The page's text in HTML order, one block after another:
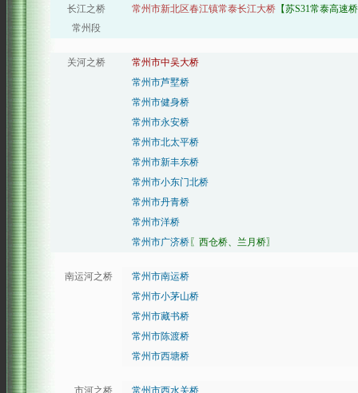
长江之桥 常州市新北区春江镇常泰长江大桥 【苏S31常泰高速
常州段
关河之桥
常州市中吴大桥
常州市芦墅桥
常州市健身桥
常州市永安桥
常州市北太平桥
常州市新丰东桥
常州市小东门北桥
常州市丹青桥
常州市洋桥
常州市广济桥 〖西仓桥、兰月桥〗
南运河之桥
常州市南运桥
常州市小茅山桥
常州市藏书桥
常州市陈渡桥
常州市西塘桥
市河之桥
常州市西水关桥